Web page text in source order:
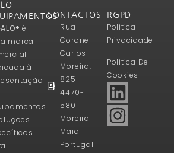
é
marca
à
CONTACTOS
Rua
Coronel
Carlos
Moreira,
825
4470-
580
Moreira |
Maia
Portugal
RGPD
Politica
Privacidade
Politica De
Cookies